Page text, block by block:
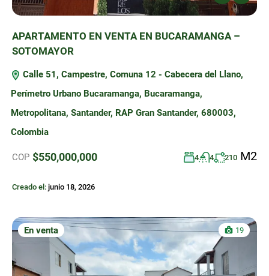
APARTAMENTO EN VENTA EN BUCARAMANGA –
SOTOMAYOR
Calle 51, Campestre, Comuna 12 - Cabecera del Llano,
Perímetro Urbano Bucaramanga, Bucaramanga,
Metropolitana, Santander, RAP Gran Santander, 680003,
Colombia
COP $550,000,000 4 4 210 M2
Creado el: junio 18, 2026
En venta 19